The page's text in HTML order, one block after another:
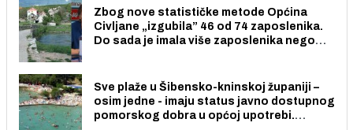
Zbog nove statističke metode Općina
Civljane „izgubila” 46 od 74 zaposlenika.
Do sada je imala više zaposlenika nego
Sve plaže u Šibensko-kninskoj županiji –
osim jedne - imaju status javno dostupnog
pomorskog dobra u općoj upotrebi.